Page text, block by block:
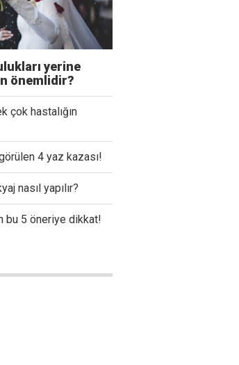
yerine
önemlidir?
çok hastalığın
4 yaz kazası!
nasıl yapılır?
bu 5 öneriye dikkat!